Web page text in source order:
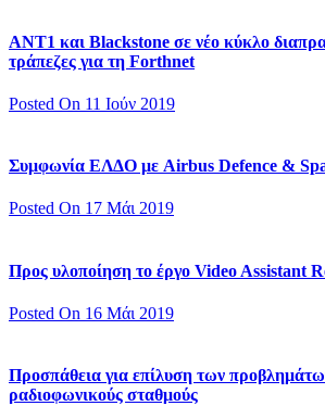
ΑΝΤ1 και Blackstone σε νέο κύκλο
τράπεζες για τη Forthnet
Posted On 11 Ιούν 2019
Συμφωνία ΕΛΔΟ με Airbus Defence &
Posted On 17 Μάι 2019
Προς υλοποίηση το έργο Video Assistant
Posted On 16 Μάι 2019
Προσπάθεια για επίλυση των
ραδιοφωνικούς σταθμούς